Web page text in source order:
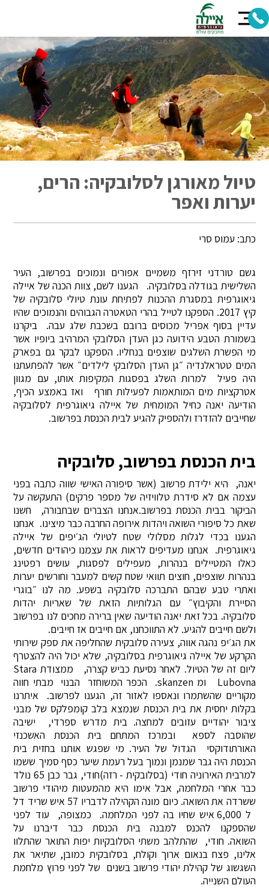
טיול מאורגן לסלובקיה: הרים,
יערות ואפר
כתב: עמוס סרי
גשם טורדני זירזף משמיים אפורים ונמוכים בפרשוב, העיר
השלישית בגודלה בסלובקיה. הגענו לשם, צוות הכנה של איילה
גיאוגרפית במסגרת ההכנות לפתיחת עונת טיולי סלובקיה של
קיץ 2017. הספקנו לטייל בהרי הטאטרה הגבוהים והנמוכים שהיו
עדיין בסוף אפריל מכוסים ברובם בשכבת שלג עבה. ביקרנו
בשמורת הטבע הידועה כגן העדן הסלובקי המרהיב ביופיו אשר
מי הפשרת השלגים שוצפים בנחליו. הספקנו לבקר גם בפארק
המים טטראלנדיה ״גן העדן הסלובקי לילדים״ אשר להפתעתנו
היה פעיל למרות השלג בפסגות המקיפות אותו, עם מגוון
אטרקציות מים המותאמות לפעילות חורף ואז באמצע הכיף,
הודיעה יאנה כחיל המומחית של איילה גיאוגרפית לסלובקיה
שחייבים להזדרז ולהספיק להגיע לבית הכנסת בפרשוב.
בית הכנסת בפרשוב, סלובקיה
יאנה, היא ילידת פרשוב (אשר סיפורה האישי שווה כתבה בפני
עצמה אם לא סידרת טלוויזיה של מספר פרקים) התעקשה על
הביקור בבית הכנסת בפרשוב.אנחנו הצברים שבחבורה, חשנו
שאת כל סיפורי השואה ויהדות אירופה החרבה כבר מיצינו. אנחנו
הגענו בכדי לגלות מסלולי שטח לטיולי הג׳יפים של איילה
גיאוגרפית. אנחנו מעדיפים לראות את עצמנו כיהודים חדשים,
כאלו המטיילים בנהרות, מעפילים לפסגות, עושים רפטינג
בנהרות שוצפים, חוצים תוואי שטח קשים למעבר וחורשים יערות
ואתרי טבע שבהם התברכה סלובקיה בשפע. מה לנו ״בוגרי
הסיירת והקיבוץ״ עם הגלותיות הזאת של שאריות יהדות
סלובקיה. בכל זאת יאנה הודיעה שאין ברירה מחכים לנו בפרשוב
ולשם חייבים להגיע. לא התווכחנו, אם חייבים אז חייבים.
את הג׳יפ נהגה אווה, צעירה סלובקית שהחליפה את ספק שירותי
הקרקע של איילה גיאוגרפית בסלובקיה, שלא יכול היה להצטרף
ליום זה של הטיול. לאחר נסיעת כביש קצרה, ממצודת Stara
Lubovna ומ skanzen. הכפר המשוחזר הבנוי מבתי חווה
מקוריים שהשתמרו ונאספו לאזור זה, הגענו לפרשוב. איתרנו
בקלות יחסית את בית הכנסת שנמצא בלב קומפלקס של מבני
ציבור יהודיים עזובים למחצה. בית מדרש ספרדי, ישיבה
שהוסבה לספא ובמרכז המתחם בית הכנסת האשכנזי
האורתודוקסי הגדול של העיר. מי שפגש אותנו בחזית בית
הכנסת היה גבר שמנמן ונמוך בעל רעמת שיער כסף סמיך ששמו
למרבית האירוניה חודי (בסלובקית - רזה)חודי, גבר כבן 65 נולד
כבר אחרי המלחמה, אבל אימו היא מהמעטות מיהודי פרשוב
ששרדה את השואה. כיום מונה הקהילה לדבריו 57 איש שריד דל
ל 6,000 איש שחיו בה לפני המלחמה. כמצופה, עוד לפני
שהספקנו להכנס למבנה בית הכנסת כבר דיברנו על
השואה. חודי, שהתלהב משתי הסלובקיות יפות התואר שהתלוו
אלינו, פצח בנאום ארוך וקולח, בסלובקית כמובן, שתיאר את
השגשוג של קהילת יהודי פרשוב בשנים של לפני פרוץ מלחמת
העולם השנייה.